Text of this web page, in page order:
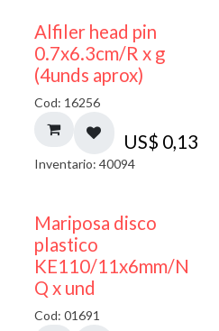
Alfiler head pin
0.7x6.3cm/R x g
(4unds aprox)
Cod: 16256
US$ 0,13
Inventario: 40094
Mariposa disco
plastico
KE110/11x6mm/N
Q x und
Cod: 01691